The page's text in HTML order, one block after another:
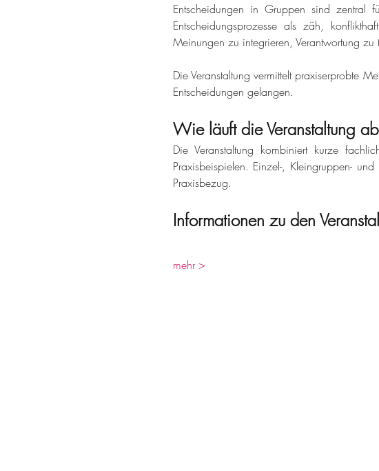
Entscheidungen in Gruppen sind zentral
Entscheidungsprozesse als zäh,
Meinungen zu integrieren, Verantwortung
Die Veranstaltung vermittelt praxiserprobte
Entscheidungen gelangen.
Wie läuft die Veranstaltung ab
Die Veranstaltung kombiniert kurze
Praxisbeispielen. Einzel-, Kleingruppen-
Praxisbezug.
Informationen zu den
mehr >